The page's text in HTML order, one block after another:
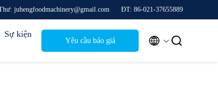
juhengfoodmachinery@gmail.com ĐT: 86-021-37655889
Sự kiện
Yêu cầu báo giá  